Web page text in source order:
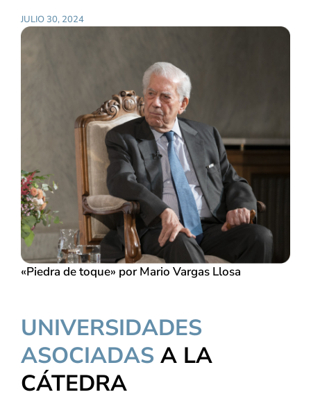
JULIO 30, 2024
«Piedra de toque» por Mario Vargas Llosa
UNIVERSIDADES
ASOCIADAS A LA
CÁTEDRA